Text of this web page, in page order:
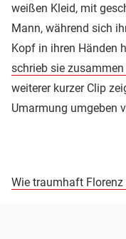
weißen Kleid, mit
Mann, während sich
Kopf in ihren Händen
schrieb sie
weiterer kurzer Clip
Umarmung umgeben
Wie traumhaft Florenz